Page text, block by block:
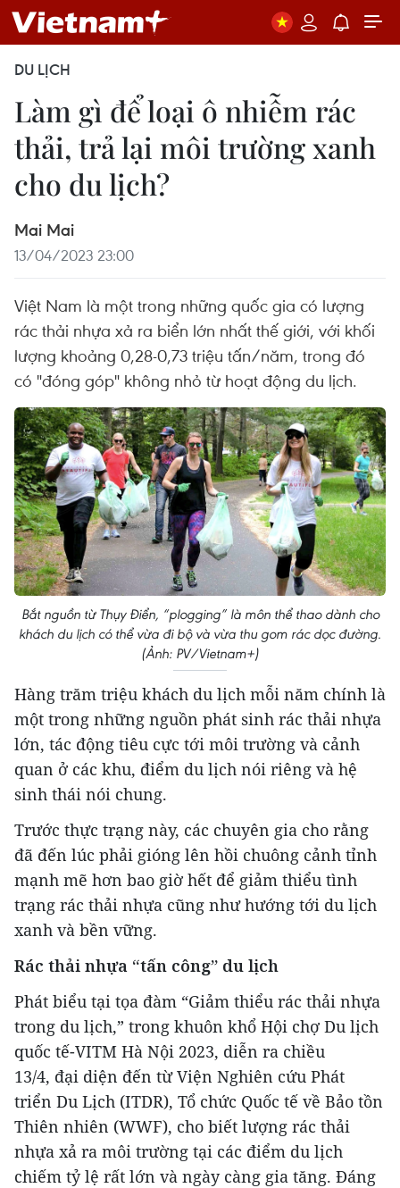
DU LỊCH
Làm gì để loại ô nhiễm rác
thải, trả lại môi trường xanh
cho du lịch?
Mai Mai
13/04/2023 23:00
Việt Nam là một trong những quốc gia có lượng
rác thải nhựa xả ra biển lớn nhất thế giới, với khối
lượng khoảng 0,28-0,73 triệu tấn/năm, trong đó
có "đóng góp" không nhỏ từ hoạt động du lịch.
Bắt nguồn từ Thụy Điển, “plogging” là môn thể thao dành cho
khách du lịch có thể vừa đi bộ và vừa thu gom rác dọc đường.
(Ảnh: PV/Vietnam+)
Hàng trăm triệu khách du lịch mỗi năm chính là
một trong những nguồn phát sinh rác thải nhựa
lớn, tác động tiêu cực tới môi trường và cảnh
quan ở các khu, điểm du lịch nói riêng và hệ
sinh thái nói chung.
Trước thực trạng này, các chuyên gia cho rằng
đã đến lúc phải gióng lên hồi chuông cảnh tỉnh
mạnh mẽ hơn bao giờ hết để giảm thiểu tình
trạng rác thải nhựa cũng như hướng tới du lịch
xanh và bền vững.
Rác thải nhựa “tấn công” du lịch
Phát biểu tại tọa đàm “Giảm thiểu rác thải nhựa
trong du lịch,” trong khuôn khổ Hội chợ Du lịch
quốc tế-VITM Hà Nội 2023, diễn ra chiều
13/4, đại diện đến từ Viện Nghiên cứu Phát
triển Du Lịch (ITDR), Tổ chức Quốc tế về Bảo tồn
Thiên nhiên (WWF), cho biết lượng rác thải
nhựa xả ra môi trường tại các điểm du lịch
chiếm tỷ lệ rất lớn và ngày càng gia tăng. Đáng